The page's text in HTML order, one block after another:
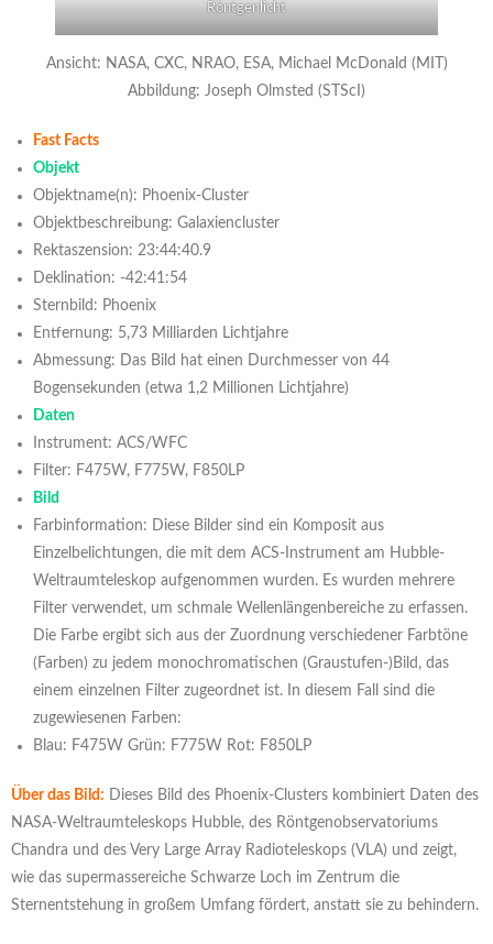
Röntgenlicht
Ansicht: NASA, CXC, NRAO, ESA, Michael McDonald (MIT)
Abbildung: Joseph Olmsted (STScI)
Fast Facts
Objekt
Objektname(n): Phoenix-Cluster
Objektbeschreibung: Galaxiencluster
Rektaszension: 23:44:40.9
Deklination: -42:41:54
Sternbild: Phoenix
Entfernung: 5,73 Milliarden Lichtjahre
Abmessung: Das Bild hat einen Durchmesser von 44
Bogensekunden (etwa 1,2 Millionen Lichtjahre)
Daten
Instrument: ACS/WFC
Filter: F475W, F775W, F850LP
Bild
Farbinformation: Diese Bilder sind ein Komposit aus
Einzelbelichtungen, die mit dem ACS-Instrument am Hubble-
Weltraumteleskop aufgenommen wurden. Es wurden mehrere
Filter verwendet, um schmale Wellenlängenbereiche zu erfassen.
Die Farbe ergibt sich aus der Zuordnung verschiedener Farbtöne
(Farben) zu jedem monochromatischen (Graustufen-)Bild, das
einem einzelnen Filter zugeordnet ist. In diesem Fall sind die
zugewiesenen Farben:
Blau: F475W Grün: F775W Rot: F850LP
Über das Bild: Dieses Bild des Phoenix-Clusters kombiniert Daten des
NASA-Weltraumteleskops Hubble, des Röntgenobservatoriums
Chandra und des Very Large Array Radioteleskops (VLA) und zeigt,
wie das supermassereiche Schwarze Loch im Zentrum die
Sternentstehung in großem Umfang fördert, anstatt sie zu behindern.